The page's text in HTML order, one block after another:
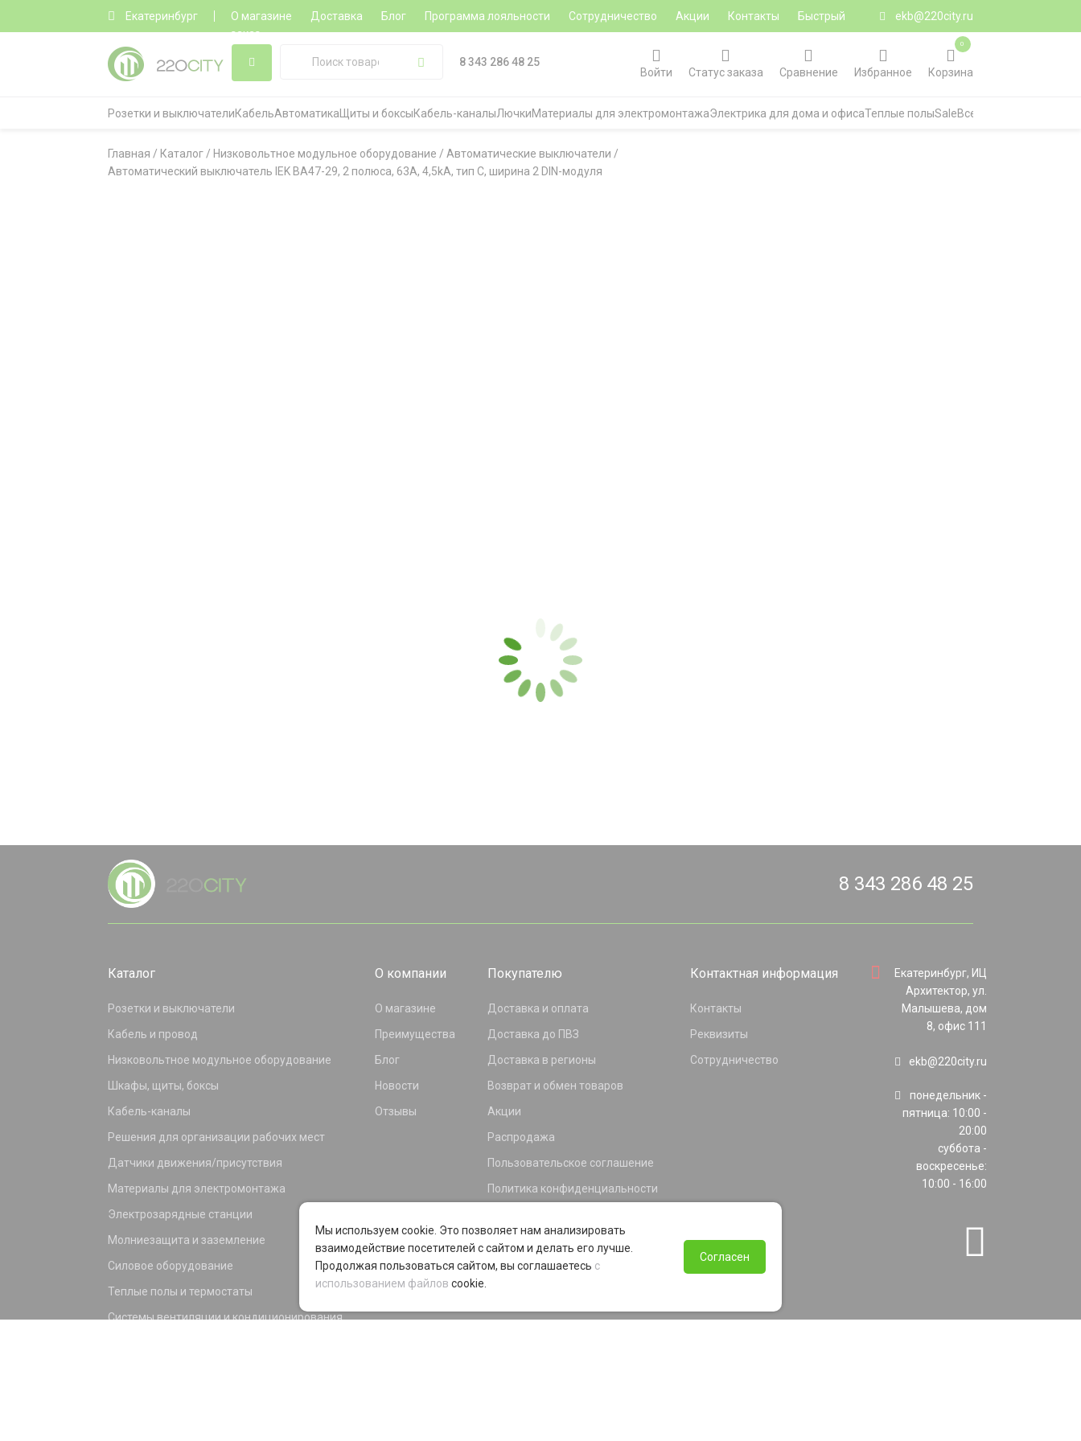
Екатеринбург О магазине Доставка Блог Программа лояльности Сотрудничество Акции Контакты
Быстрый
заказ
ekb@220city.ru
8 343 286 48 25
Войти
Статус заказа Сравнение Избранное Корзина
0
Розетки и выключателиКабельАвтоматика Щиты и боксыКабель-каналыЛючкиМатериалы для электромонтажаЭлектрика для дома и офисаТеплые полыSaleВсе категории
Главная / Каталог / Низковольтное модульное оборудование / Автоматические выключатели /
Автоматический выключатель IEK ВА47-29, 2 полюса, 63A, 4,5kA, тип C, ширина 2 DIN-модуля
8 343 286 48 25
Каталог
Розетки и выключатели
Кабель и провод
Низковольтное модульное оборудование
Шкафы, щиты, боксы
Кабель-каналы
Решения для организации рабочих мест
Датчики движения/присутствия
Материалы для электромонтажа
Электрозарядные станции
Молниезащита и заземление
Силовое оборудование
Теплые полы и термостаты
Системы вентиляции и кондиционирования
О компании
О магазине
Преимущества
Блог
Новости
Отзывы
Покупателю
Доставка и оплата
Доставка до ПВЗ
Доставка в регионы
Возврат и обмен товаров
Акции
Распродажа
Пользовательское соглашение
Политика конфиденциальности
Программа лояльности
Контактная информация
Контакты
Реквизиты
Сотрудничество
Екатеринбург, ИЦ
Архитектор, ул.
Малышева, дом
8, офис 111
ekb@220city.ru
понедельник -
пятница: 10:00 -
20:00
суббота -
воскресенье:
10:00 - 16:00
Мы используем cookie. Это позволяет нам анализировать
взаимодействие посетителей с сайтом и делать его лучше.
Продолжая пользоваться сайтом, вы соглашаетесь с
использованием файлов cookie.
Согласен